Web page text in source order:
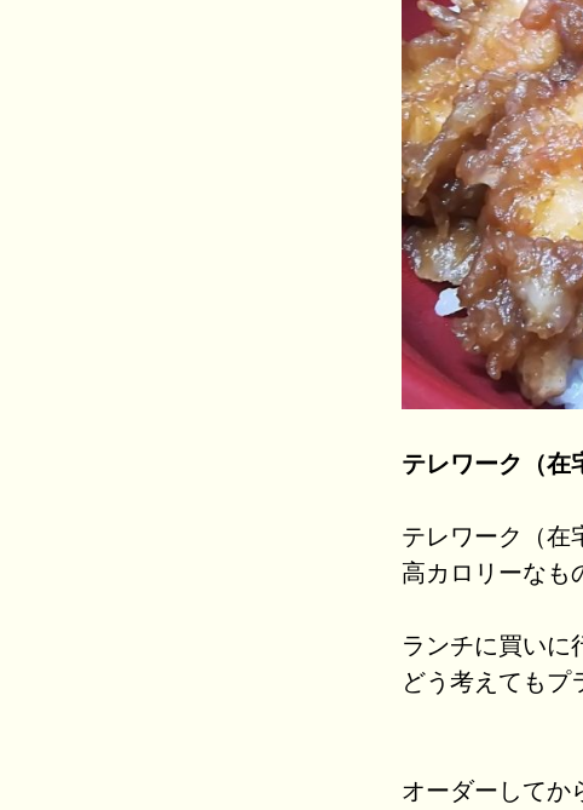
テレワーク（
テレワーク（在
高カロリーなも
ランチに買いに
どう考えてもプ
オーダーしてか